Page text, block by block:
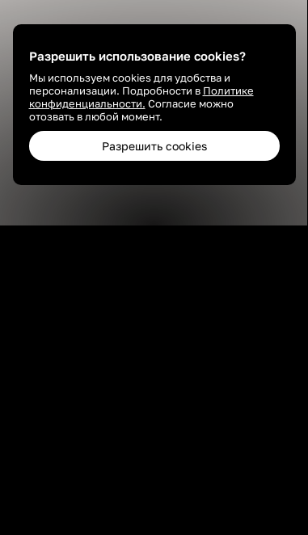
Разрешить использование cookies?
Мы используем cookies для удобства и
персонализации. Подробности в Политике
конфиденциальности. Согласие можно
отозвать в любой момент.
Разрешить cookies